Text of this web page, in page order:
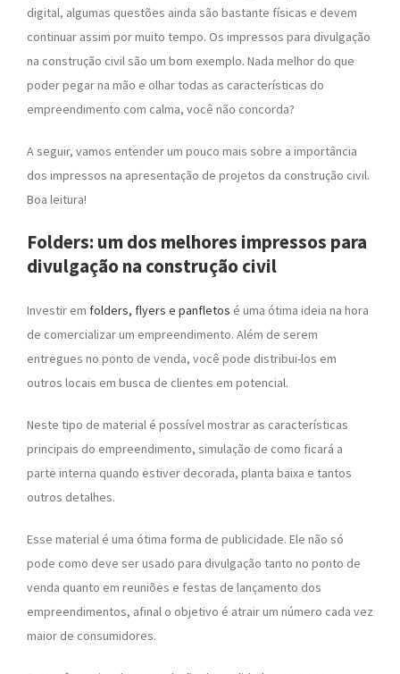
digital, algumas questões ainda são bastante físicas e devem
continuar assim por muito tempo. Os impressos para divulgação
na construção civil são um bom exemplo. Nada melhor do que
poder pegar na mão e olhar todas as características do
empreendimento com calma, você não concorda?
A seguir, vamos entender um pouco mais sobre a importância
dos impressos na apresentação de projetos da construção civil.
Boa leitura!
Folders: um dos melhores impressos para
divulgação na construção civil
Investir em folders, flyers e panfletos é uma ótima ideia na hora
de comercializar um empreendimento. Além de serem
entregues no ponto de venda, você pode distribui-los em
outros locais em busca de clientes em potencial.
Neste tipo de material é possível mostrar as características
principais do empreendimento, simulação de como ficará a
parte interna quando estiver decorada, planta baixa e tantos
outros detalhes.
Esse material é uma ótima forma de publicidade. Ele não só
pode como deve ser usado para divulgação tanto no ponto de
venda quanto em reuniões e festas de lançamento dos
empreendimentos, afinal o objetivo é atrair um número cada vez
maior de consumidores.